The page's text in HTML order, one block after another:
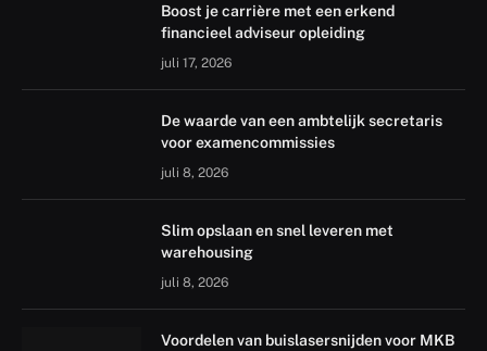
Boost je carrière met een erkend
financieel adviseur opleiding
juli 17, 2026
De waarde van een ambtelijk secretaris
voor examencommissies
juli 8, 2026
Slim opslaan en snel leveren met
warehousing
juli 8, 2026
Voordelen van buislasersnijden voor MKB